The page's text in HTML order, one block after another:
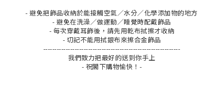
- 避免把飾品收納於能接觸空氣／水分／化學添加物的地方
- 避免在洗澡／做運動／睡覺時配戴飾品
- 每次穿戴耳飾後，請先用乾布拭擦才收納
- 切記不能用拭銀布來擦合金飾品
-------------------------------------------------------------
我們致力把最好的送到你手上
- 祝閣下購物愉快！-